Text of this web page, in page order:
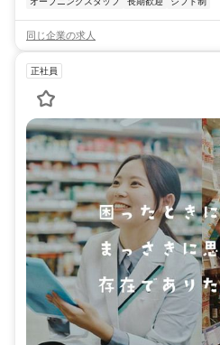
同じ企業の求人
正社員